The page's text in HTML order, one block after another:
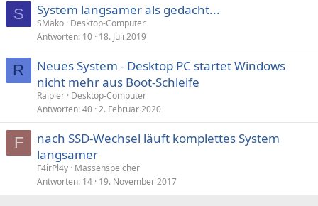
S System langsamer als gedacht...
SMako Desktop-Computer
Antworten 10 18. Juli 2019
R
Neues System - Desktop PC startet Windows
nicht mehr aus Boot-Schleife
Raipier Desktop-Computer
Antworten 40 2. Februar 2020
F
nach SSD-Wechsel läuft komplettes System
langsamer
F4irPl4y Massenspeicher
Antworten 14 19. November 2017